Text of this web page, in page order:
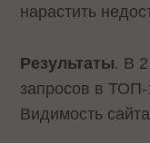
нарастить
Результаты. В
запросов в
Видимость